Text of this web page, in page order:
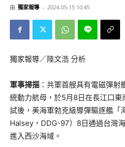
由 獨家報導 - 2024-05-15 10:45
獨家報導／陸文浩 分析
軍事掃描 ：共軍首艘具有電磁彈
統動力航母，於5月8日在長江口
試後，美海軍勃克級導彈驅逐艦「
Halsey，DDG-97）8日通過台灣
進入西沙海域。